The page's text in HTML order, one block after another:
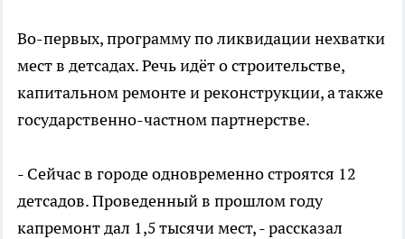
Во-первых, программу по ликвидации нехватки
мест в детсадах. Речь идёт о строительстве,
капитальном ремонте и реконструкции, а также
государственно-частном партнерстве.
- Сейчас в городе одновременно строятся 12
детсадов. Проведенный в прошлом году
капремонт дал 1,5 тысячи мест, - рассказал